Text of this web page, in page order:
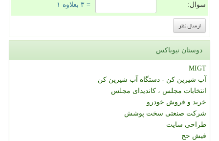
سوال: = ۳ بعلاوه ۱
دوستان نیوباکس
MIGT
آب شیرین کن - دستگاه آب شیرین کن
انتخابات مجلس ، کاندیدای مجلس
خرید و فروش خودرو
شرکت صنعتی سخت پوشش
طراحی سایت
فیش حج